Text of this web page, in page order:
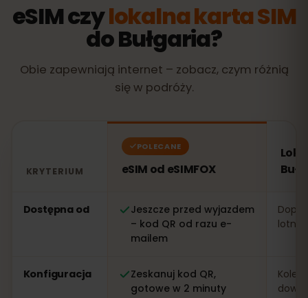
eSIM czylokalna karta SIM
do Bułgaria?
Obie zapewniają internet – zobacz, czym różnią
się w podróży.
KRYTERIUM
POLECANE
eSIM od eSIMFOX
Dostępna od
Jeszcze przed wyjazdem
– kod QR od razu e-
mailem
Konfiguracja
Zeskanuj kod QR,
gotowe w 2 minuty